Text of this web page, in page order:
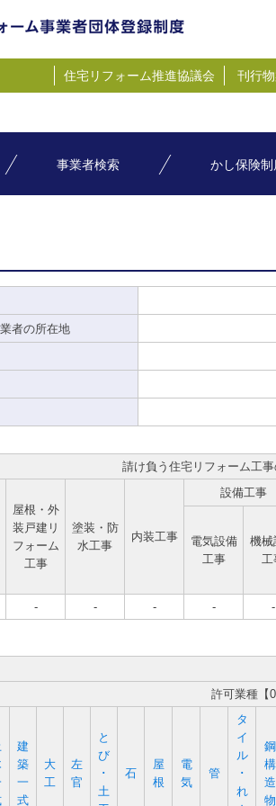
住宅リフォーム推進協議会 刊行
事業者検索 かし保険
者の所在地
請け負う住宅リフォーム工
屋根・外
装戸建リ
フォーム
工事
塗装・防
水工事
内装工事
設備工事
電気設備
工事
機械
工
- - - - -
許可業種【
建
築
一
式
大
工
左
官
と
び
･
土
石
屋
根
電
気
管
タ
イ
ル
･
れ
鋼
構
造
物